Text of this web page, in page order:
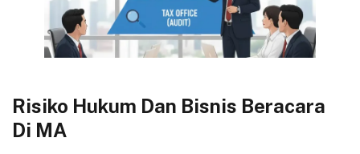
Risiko Hukum Dan Bisnis Beracara
Di MA